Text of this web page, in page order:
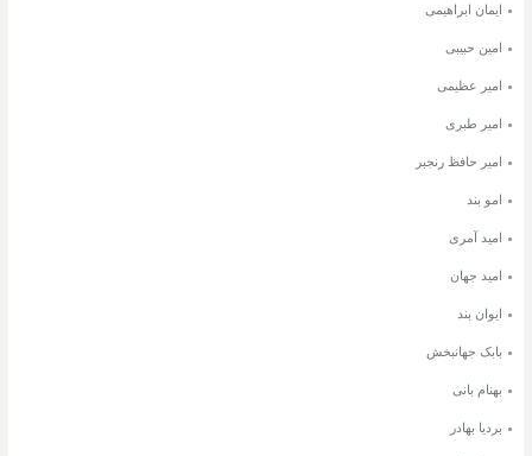
ایمان ابراهیمی
امین حبیبی
امیر عظیمی
امیر طبری
امیر حافظ رنجبر
امو بند
امید آمری
امید جهان
ایوان بند
بابک جهانبخش
بهنام بانی
بردیا بهادر